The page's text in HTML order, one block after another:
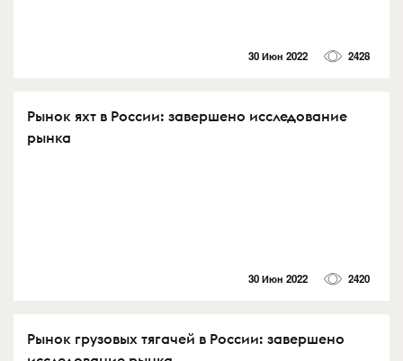
30 Июн 2022 2428
Рынок яхт в России: завершено исследование
рынка
30 Июн 2022 2420
Рынок грузовых тягачей в России: завершено